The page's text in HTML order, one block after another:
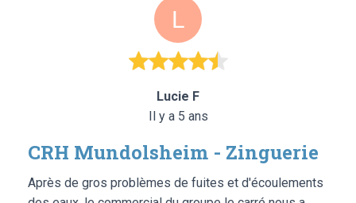
Lucie F
Il y a 5 ans
CRH Mundolsheim - Zinguerie
Après de gros problèmes de fuites et d'écoulements